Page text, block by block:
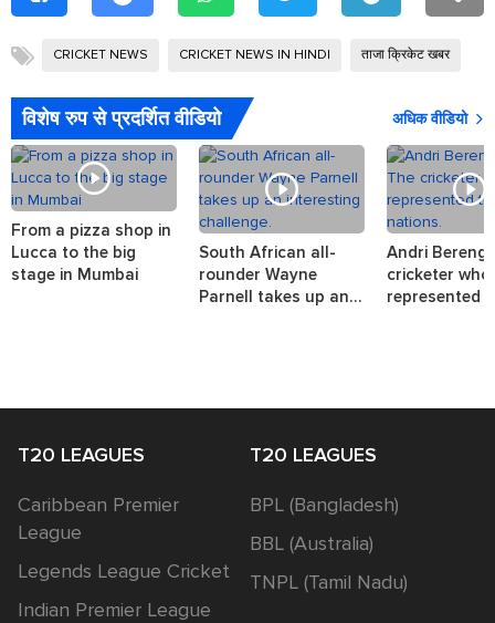
CRICKET NEWS CRICKET NEWS IN HINDI ताजा क्रिकेट खबर
विशेष रुप से प्रदर्शित वीडियो अधिक वीडियो
From a pizza shop in
Lucca to the big
stage in Mumbai
South African all-
rounder Wayne
Parnell takes up an
Andri
cricketer who
represented
T20 LEAGUES
Caribbean Premier
League
Legends League Cricket
Indian Premier League
T20 LEAGUES
BPL (Bangladesh)
BBL (Australia)
TNPL (Tamil Nadu)